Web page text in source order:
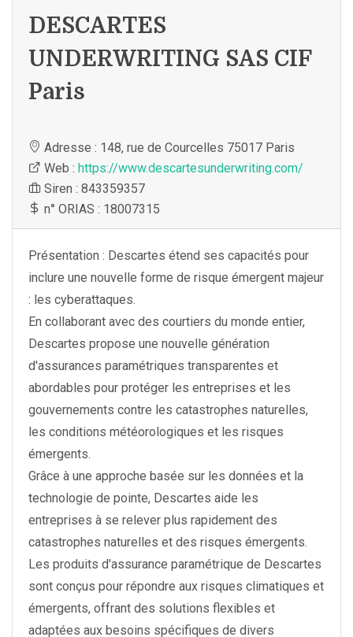
DESCARTES
UNDERWRITING SAS CIF
Paris
Adresse : 148, rue de Courcelles 75017 Paris
Web : https://www.descartesunderwriting.com/
Siren : 843359357
n° ORIAS : 18007315
Présentation : Descartes étend ses capacités pour
inclure une nouvelle forme de risque émergent majeur
: les cyberattaques.
En collaborant avec des courtiers du monde entier,
Descartes propose une nouvelle génération
d'assurances paramétriques transparentes et
abordables pour protéger les entreprises et les
gouvernements contre les catastrophes naturelles,
les conditions météorologiques et les risques
émergents.
Grâce à une approche basée sur les données et la
technologie de pointe, Descartes aide les
entreprises à se relever plus rapidement des
catastrophes naturelles et des risques émergents.
Les produits d'assurance paramétrique de Descartes
sont conçus pour répondre aux risques climatiques et
émergents, offrant des solutions flexibles et
adaptées aux besoins spécifiques de divers